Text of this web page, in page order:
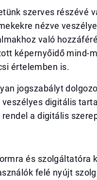
szerves részévé
nézve
való
képernyőidő mind-
értelemben is.
jogszabályt
digitális
a digitális
és szolgáltatóra
felé nyújt